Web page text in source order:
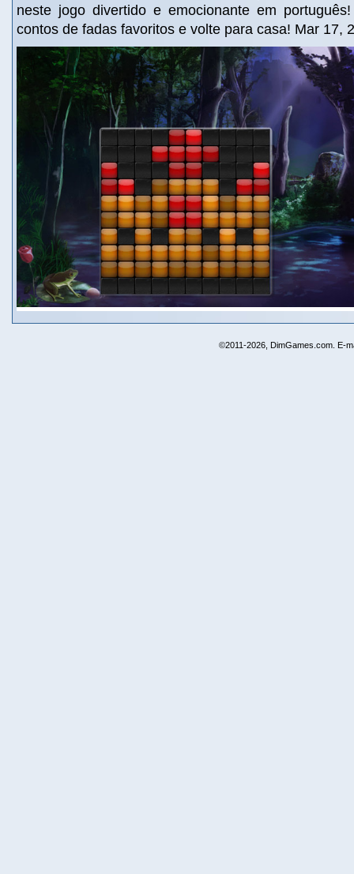
neste jogo divertido e emocionante em
contos de fadas favoritos e volte para casa! Mar 17,
©2011-2026, DimGames.com. E-